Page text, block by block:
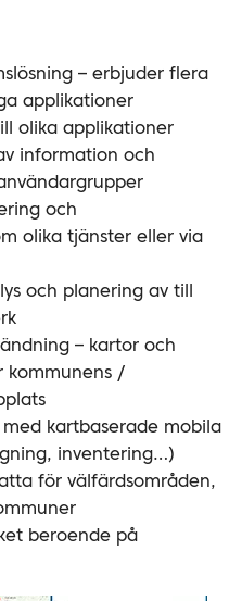
– erbjuder flera
applikationer
olika applikationer
information och
och
olika tjänster eller via
och planering av till
– kartor och
kommunens /
kartbaserade mobila
inventering…)
för välfärdsområden,
beroende på